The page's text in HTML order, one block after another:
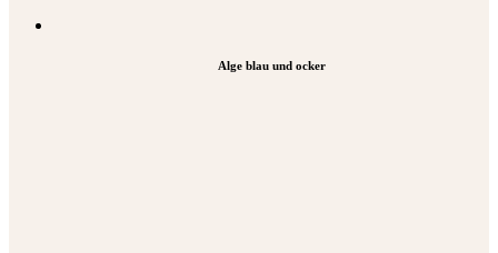
Alge blau und ocker